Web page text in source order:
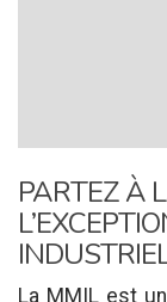
PARTEZ À
La MMIL est